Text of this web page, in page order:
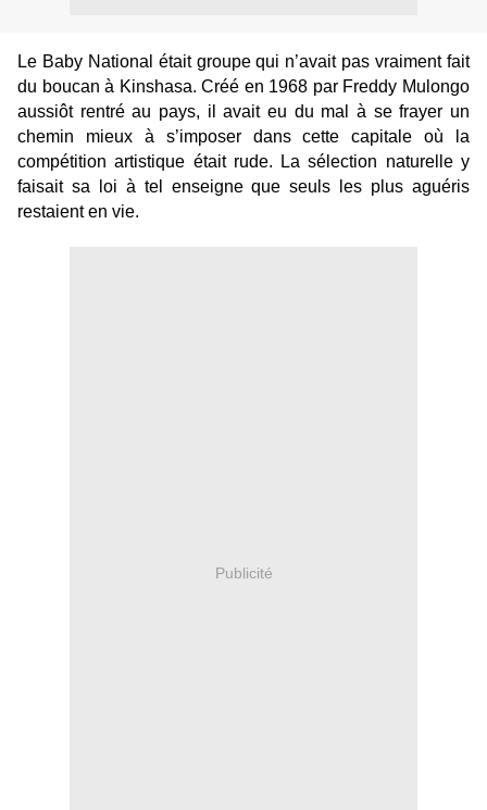
Le Baby National était groupe qui n’avait pas vraiment fait
du boucan à Kinshasa. Créé en 1968 par Freddy Mulongo
aussiôt rentré au pays, il avait eu du mal à se frayer un
chemin mieux à s’imposer dans cette capitale où la
compétition artistique était rude. La sélection naturelle y
faisait sa loi à tel enseigne que seuls les plus aguéris
restaient en vie.
Publicité